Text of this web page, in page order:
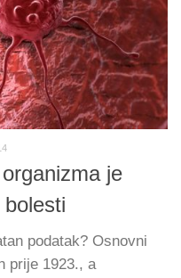
je
podatak? Osnovni
prije 1923., a